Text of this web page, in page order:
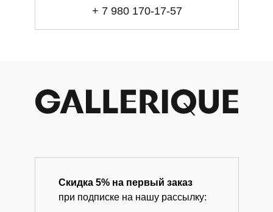
+ 7 980 170-17-57
Скидка 5% на первый заказ
при подписке на нашу рассылку:
Магазин-галерея винтажных предметов и